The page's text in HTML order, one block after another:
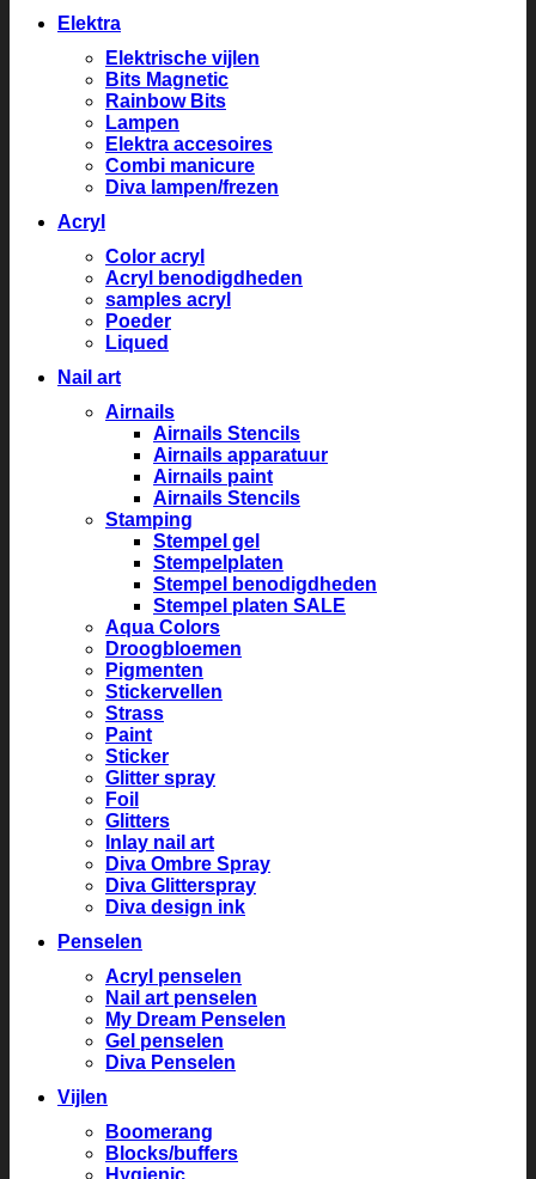
Elektra
Elektrische vijlen
Bits Magnetic
Rainbow Bits
Lampen
Elektra accesoires
Combi manicure
Diva lampen/frezen
Acryl
Color acryl
Acryl benodigdheden
samples acryl
Poeder
Liqued
Nail art
Airnails
Airnails Stencils
Airnails apparatuur
Airnails paint
Airnails Stencils
Stamping
Stempel gel
Stempelplaten
Stempel benodigdheden
Stempel platen SALE
Aqua Colors
Droogbloemen
Pigmenten
Stickervellen
Strass
Paint
Sticker
Glitter spray
Foil
Glitters
Inlay nail art
Diva Ombre Spray
Diva Glitterspray
Diva design ink
Penselen
Acryl penselen
Nail art penselen
My Dream Penselen
Gel penselen
Diva Penselen
Vijlen
Boomerang
Blocks/buffers
Hygienic